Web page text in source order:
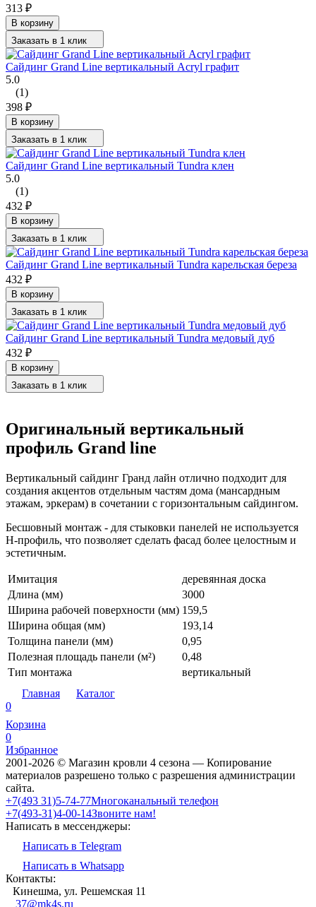
313 ₽
В корзину
Заказать в 1 клик
Сайдинг Grand Line вертикальный Acryl графит
5.0
(1)
398 ₽
В корзину
Заказать в 1 клик
Сайдинг Grand Line вертикальный Tundra клен
5.0
(1)
432 ₽
В корзину
Заказать в 1 клик
Сайдинг Grand Line вертикальный Tundra карельская береза
432 ₽
В корзину
Заказать в 1 клик
Сайдинг Grand Line вертикальный Tundra медовый дуб
432 ₽
В корзину
Заказать в 1 клик
Оригинальный вертикальный
профиль Grand line
Вертикальный сайдинг Гранд лайн отлично подходит для
создания акцентов отдельным частям дома (мансардным
этажам, эркерам) в сочетании с горизонтальным сайдингом.
Бесшовный монтаж - для стыковки панелей не используется
H-профиль, что позволяет сделать фасад более целостным и
эстетичным.
Имитация
деревянная доска
Длина (мм)
3000
Ширина рабочей поверхности (мм) 159,5
Ширина общая (мм)
193,14
Толщина панели (мм)
0,95
Полезная площадь панели (м²)
0,48
Тип монтажа
вертикальный
Главная
Каталог
0
Корзина
0
Избранное
2001-2026 © Магазин кровли 4 сезона — Копирование
материалов разрешено только с разрешения администрации
сайта.
‎‎+7(493 31)5-74-77Многоканальный телефон
‎‎+7(493-31)4-00-14Звоните нам!
Написать в мессенджеры:
Написать в Telegram
Написать в Whatsapp
Контакты:
Кинешма, ул. Решемская 11
37@mk4s.ru